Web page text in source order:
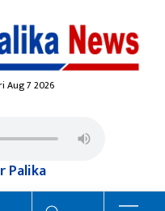
Aug 7 2026
Palika